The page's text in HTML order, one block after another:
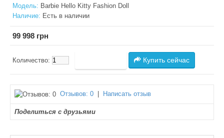
Модель: Barbie Hello Kitty Fashion Doll
Наличие: Есть в наличии
99 998 грн
Количество: Купить сейчас
Отзывов: 0 Написать отзыв
Поделиться с друзьями